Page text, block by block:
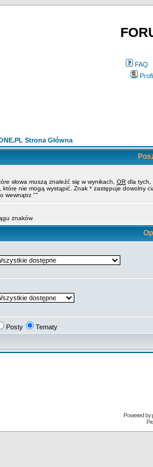
FAQ
Strona Główna
słowa muszą znaleźć się w wynikach, OR dla tych,
które nie mogą wystąpić. Znak * zastępuje dowolny
wewnątrz ""
znaków
Posty Tematy
Powered by